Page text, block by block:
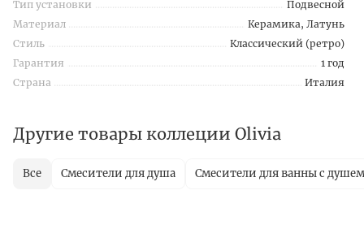
Тип установки
Подвесной
Материал
Керамика, Латунь
Стиль
Классический (ретро)
Гарантия
1 год
Страна
Италия
Другие товары коллеции Olivia
Все Смесители для душа Смесители для ванны с душем